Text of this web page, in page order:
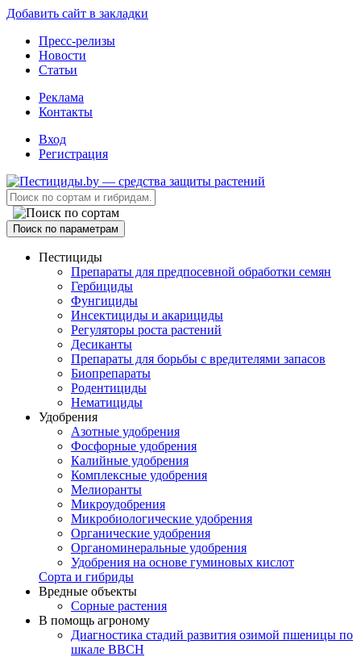
Добавить сайт в закладки
Пресс-релизы
Новости
Статьи
Реклама
Контакты
Вход
Регистрация
Поиск по параметрам
Пестициды
Препараты для предпосевной обработки семян
Гербициды
Фунгициды
Инсектициды и акарициды
Регуляторы роста растений
Десиканты
Препараты для борьбы с вредителями запасов
Биопрепараты
Родентициды
Нематициды
Удобрения
Азотные удобрения
Фосфорные удобрения
Калийные удобрения
Комплексные удобрения
Мелиоранты
Микроудобрения
Микробиологические удобрения
Органические удобрения
Органоминеральные удобрения
Удобрения на основе гуминовых кислот
Сорта и гибриды
Вредные объекты
Сорные растения
В помощь агроному
Диагностика стадий развития озимой пшеницы по
шкале ВВСН